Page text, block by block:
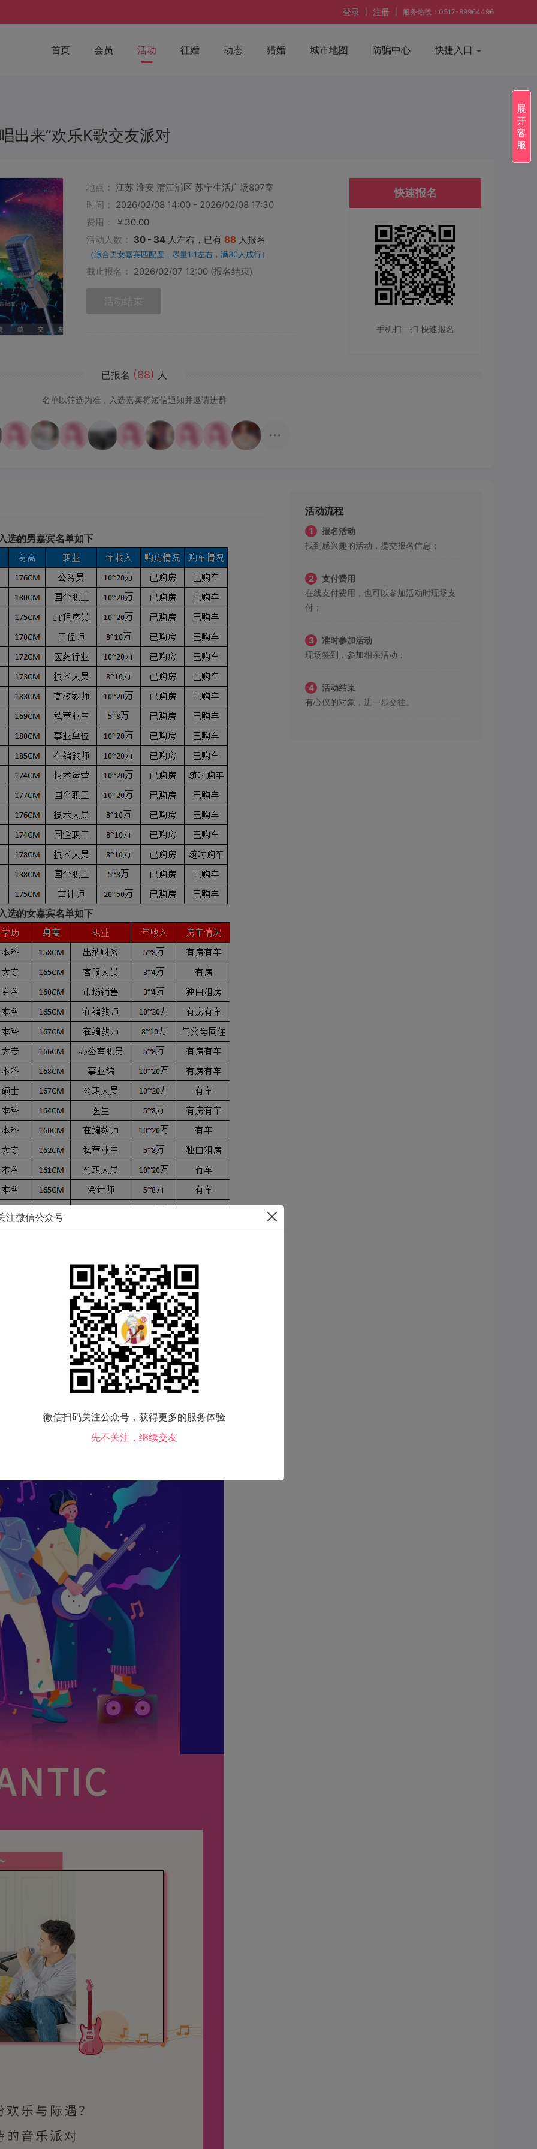
登录 注册 服务热线：0517-89964496
首页 会员 活动 征婚 动态 猎婚 城市地图 防骗中心 快捷入口
出来”欢乐K歌交友派对
地点：
江苏 淮安 清江浦区 苏宁生活广场807室
时间：
2026/02/08 14:00 - 2026/02/08 17:30
费用：
￥30.00
活动人数：
30 - 34 人左右，已有 88 人报名
（综合男女嘉宾匹配度，尽量1:1左右，满30人成行）
截止报名： 2026/02/07 12:00 (报名结束)
活动结束
快速报名
手机扫一扫 快速报名
已报名 (88) 人
名单以筛选为准，入选嘉宾将短信通知并邀请进群
选的男嘉宾名单如下
选的女嘉宾名单如下
活动流程
1
报名活动
找到感兴趣的活动，提交报名信息；
2
支付费用
在线支付费用，也可以参加活动时现场支
付；
3
准时参加活动
现场签到，参加相亲活动；
4
活动结束
有心仪的对象，进一步交往。
展
开
客
服
注微信公众号
微信扫码关注公众号，获得更多的服务体验
先不关注，继续交友